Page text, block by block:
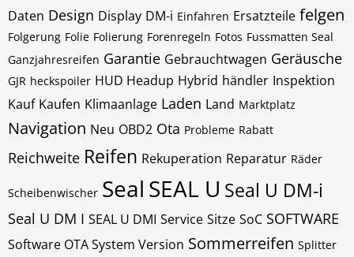
Daten Design Display DM-i Einfahren Ersatzteile felgen
Folgerung Folie Folierung Forenregeln Fotos Fussmatten Seal
Ganzjahresreifen Garantie Gebrauchtwagen Geräusche
GJR heckspoiler HUD Headup Hybrid händler Inspektion
Kauf Kaufen Klimaanlage Laden Land Marktplatz
Navigation Neu OBD2 Ota Probleme Rabatt
Reichweite Reifen Rekuperation Reparatur Räder
Scheibenwischer Seal SEAL U Seal U DM-i
Seal U DM I SEAL U DMI Service Sitze SoC SOFTWARE
Software OTA System Version Sommerreifen Splitter